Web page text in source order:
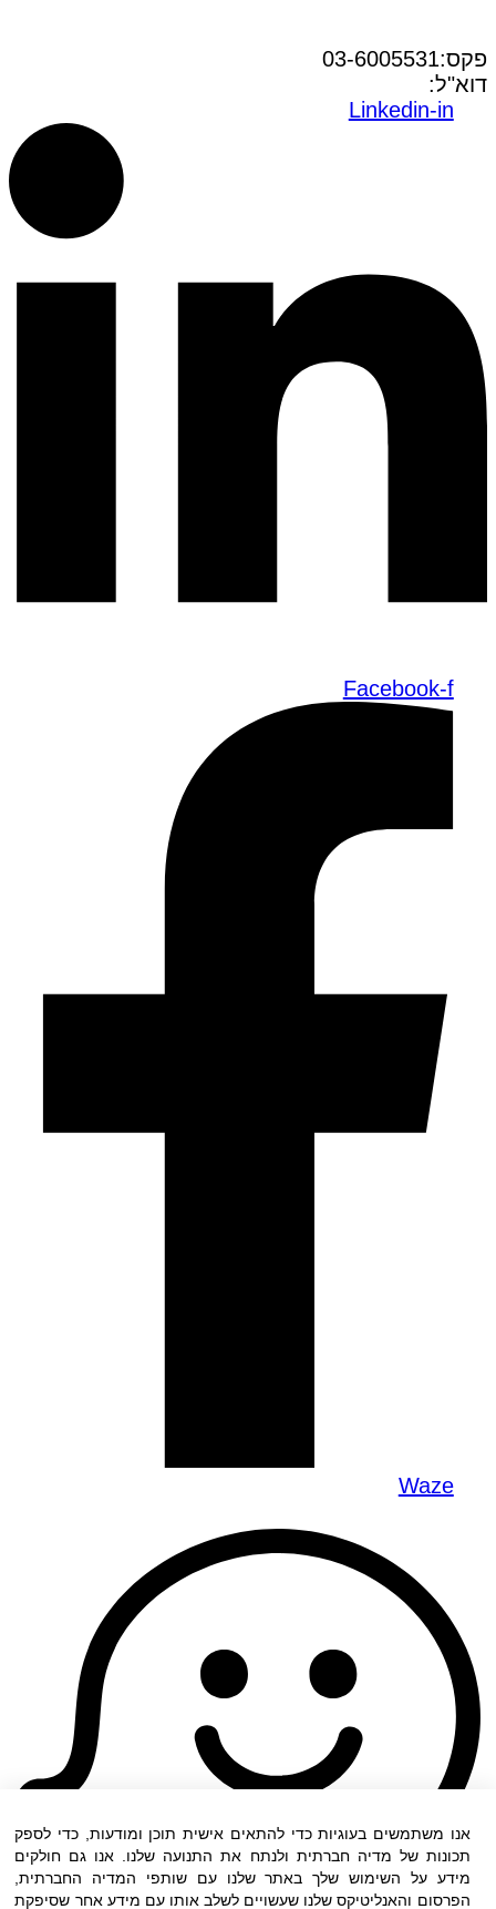
פקס:03-6005531
דוא"ל:
Linkedin-in
Facebook-f
Waze
אנו משתמשים בעוגיות כדי להתאים אישית תוכן ומודעות, כדי לספק
תכונות של מדיה חברתית ולנתח את התנועה שלנו. אנו גם חולקים
מידע על השימוש שלך באתר שלנו עם שותפי המדיה החברתית,
הפרסום והאנליטיקס שלנו שעשויים לשלב אותו עם מידע אחר שסיפקת